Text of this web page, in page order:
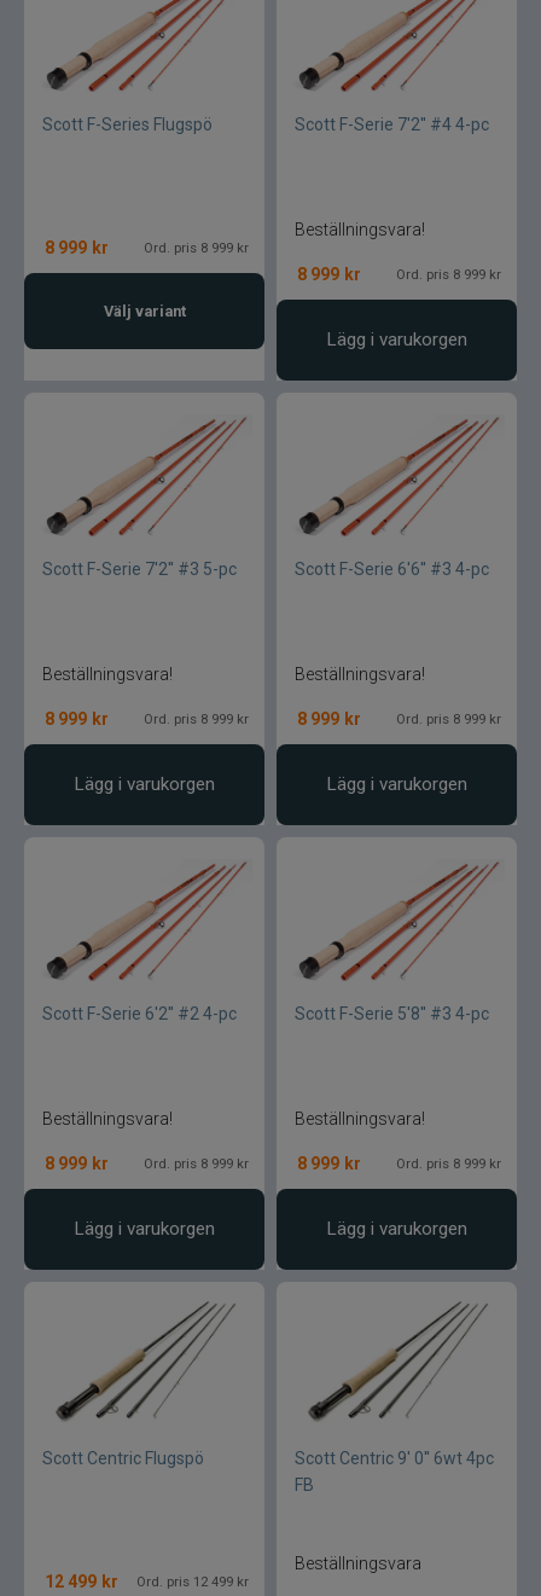
River2Sea
Ron Thompson
Salmo
Savage Gear
Scientific Anglers
Scotty
SemperFli
Splash
Stonfo
Storm
Sundridge
Scott F-Series Flugspö
8 999 kr Ord. pris 8 999 kr
Välj variant
Scott F-Serie 7'2'' #4 4-pc
Beställningsvara!
8 999 kr Ord. pris 8 999 kr
Lägg i varukorgen
Scott F-Serie 7'2'' #3 5-pc
Beställningsvara!
8 999 kr Ord. pris 8 999 kr
Lägg i varukorgen
Scott F-Serie 6'6'' #3 4-pc
Beställningsvara!
8 999 kr Ord. pris 8 999 kr
Lägg i varukorgen
Scott F-Serie 6'2'' #2 4-pc
Beställningsvara!
8 999 kr Ord. pris 8 999 kr
Lägg i varukorgen
Scott F-Serie 5'8'' #3 4-pc
Beställningsvara!
8 999 kr Ord. pris 8 999 kr
Lägg i varukorgen
Scott Centric Flugspö
12 499 kr Ord. pris 12 499 kr
Scott Centric 9' 0'' 6wt 4pc
FB
Beställningsvara